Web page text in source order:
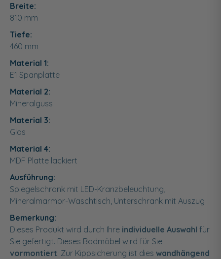
Breite:
810 mm
Tiefe:
460 mm
Material 1:
E1 Spanplatte
Material 2:
Mineralguss
Material 3:
Glas
Material 4:
MDF Platte lackiert
Ausführung:
Spiegelschrank mit LED-Kranzbeleuchtung,
Mineralmarmor-Waschtisch, Unterschrank mit Auszug
Bemerkung:
Dieses Produkt wird durch Ihre individuelle Auswahl für
Sie gefertigt. Dieses Badmöbel wird für Sie
vormontiert. Zur Kippsicherung ist dies wandhängend